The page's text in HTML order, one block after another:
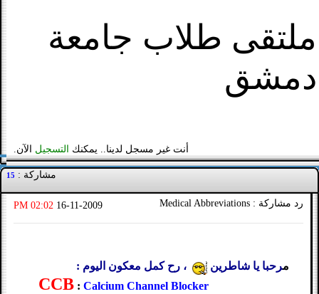
ملتقى طلاب جامعة
دمشق
أنت غير مسجل لدينا.. يمكنك التسجيل الآن.
مشاركة : 15
رد مشاركة : Medical Abbreviations 16-11-2009
02:02 PM
مرحبا يا شاطرين ، رح كمل معكون اليوم :
CCB : Calcium Channel Blocker